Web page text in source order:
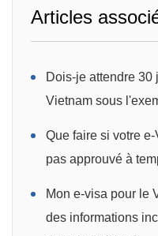
Articles
Dois-je attendre 30
Vietnam sous
Que faire si votre
pas approuvé à
Mon e-visa pour le
des informations